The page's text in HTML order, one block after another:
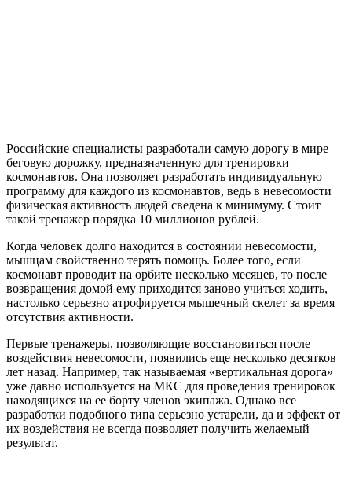
Российские специалисты разработали самую дорогу в мире
беговую дорожку, предназначенную для тренировки
космонавтов. Она позволяет разработать индивидуальную
программу для каждого из космонавтов, ведь в невесомости
физическая активность людей сведена к минимуму. Стоит
такой тренажер порядка 10 миллионов рублей.
Когда человек долго находится в состоянии невесомости,
мышцам свойственно терять помощь. Более того, если
космонавт проводит на орбите несколько месяцев, то после
возвращения домой ему приходится заново учиться ходить,
настолько серьезно атрофируется мышечный скелет за время
отсутствия активности.
Первые тренажеры, позволяющие восстановиться после
воздействия невесомости, появились еще несколько десятков
лет назад. Например, так называемая «вертикальная дорога»
уже давно используется на МКС для проведения тренировок
находящихся на ее борту членов экипажа. Однако все
разработки подобного типа серьезно устарели, да и эффект от
их воздействия не всегда позволяет получить желаемый
результат.